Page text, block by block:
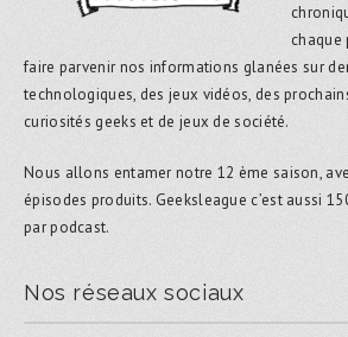
chaque
faire parvenir nos informations glanées sur
technologiques, des jeux vidéos, des
curiosités geeks et de jeux de société.
Nous allons entamer notre 12 ème saison,
épisodes produits. Geeksleague c’est aussi
par podcast.
Nos réseaux sociaux